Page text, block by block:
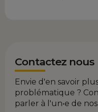
Contactez nous
Envie d'en savoir
problématique ?
parler à l'un•e de